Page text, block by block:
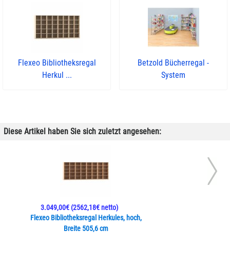
Flexeo Bibliotheksregal
Herkul ...
Betzold Bücherregal -
System
Diese Artikel haben Sie sich zuletzt angesehen:
Flexeo Bibliotheksregal Herkules, hoch,
Breite 505,6 cm
3.049,00€(2562,18€ netto)